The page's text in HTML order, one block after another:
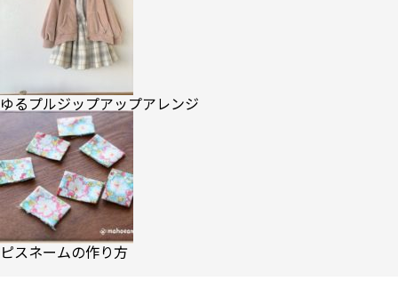
ゆるプルジップアップアレンジ
ピスネームの作り方